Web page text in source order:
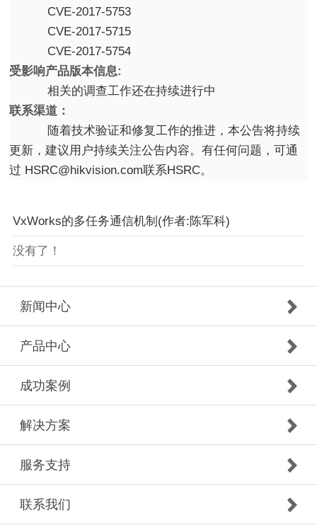
CVE-2017-5753
CVE-2017-5715
CVE-2017-5754
受影响产品版本信息:
相关的调查工作还在持续进行中
联系渠道：
随着技术验证和修复工作的推进，本公告将持续
更新，建议用户持续关注公告内容。有任何问题，可通
过 HSRC@hikvision.com联系HSRC。
VxWorks的多任务通信机制(作者:陈军科)
没有了！
新闻中心
产品中心
成功案例
解决方案
服务支持
联系我们